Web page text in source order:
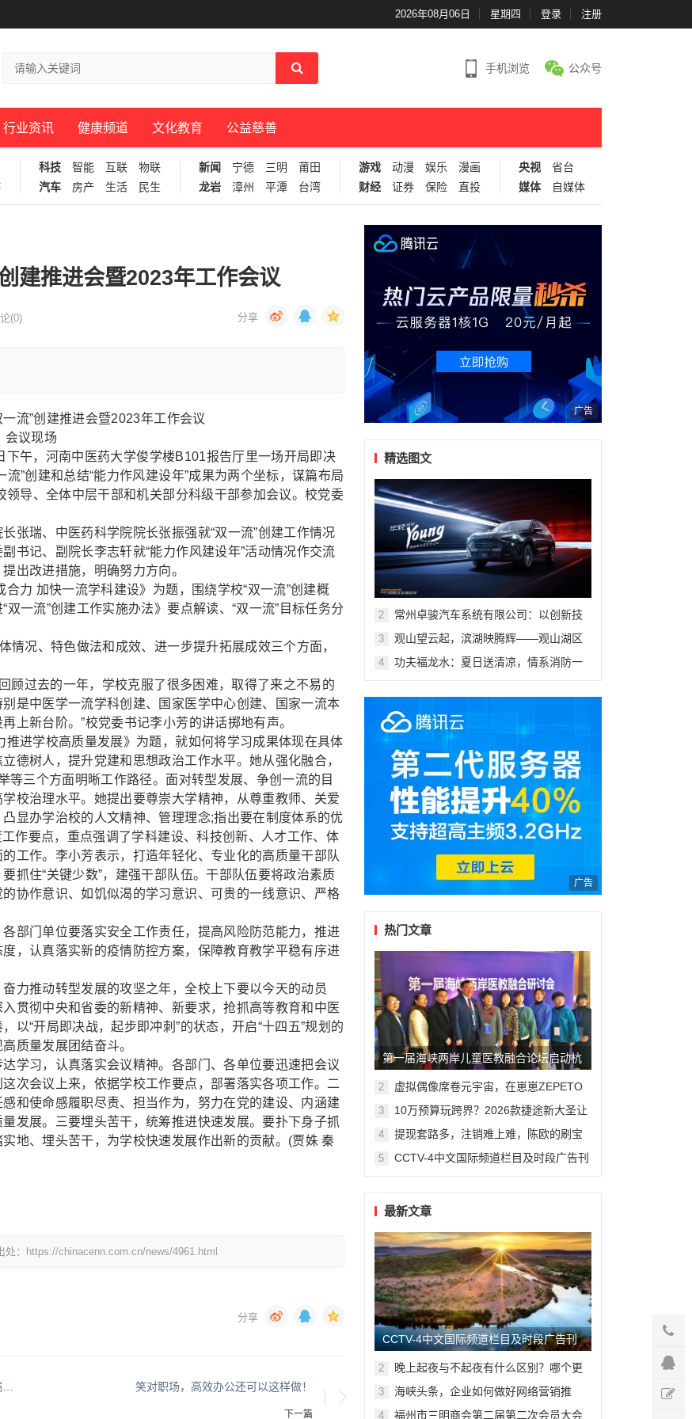
2026年08月06日 星期四 登录 注册
手机浏览 公众号
行业资讯 健康频道 文化教育 公益慈善
科技 智能 互联
物联
汽车
房产 生活 民生
新闻 宁德 三明
莆田
龙岩
漳州 平潭 台湾
游戏 动漫 娱乐
漫画
财经
证券 保险 直投
央视
省台
媒体
自媒体
建推进会暨2023年工作会议
(0)
会议现场
午，河南中医药大学俊学楼B101报告厅里一场开局即决
”创建和总结“能力作风建设年”成果为两个坐标，谋篇布局
导、全体中层干部和机关部分科级干部参加会议。校党委
瑞、中医药科学院院长张振强就“双一流”创建工作情况
书记、副院长李志轩就“能力作风建设年”活动情况作交流
出改进措施，明确努力方向。
加快一流学科建设》为题，围绕学校“双一流”创建概
一流”创建工作实施办法》要点解读、“双一流”目标任务分
况、特色做法和成效、进一步提升拓展成效三个方面，
过去的一年，学校克服了很多困难，取得了来之不易的
是中医学一流学科创建、国家医学中心创建、国家一流本
上新台阶。”校党委书记李小芳的讲话掷地有声。
进学校高质量发展》为题，就如何将学习成果体现在具体
德树人，提升党建和思想政治工作水平。她从强化融合，
等三个方面明晰工作路径。面对转型发展、争创一流的目
校治理水平。她提出要尊崇大学精神，从尊重教师、关爱
显办学治校的人文精神、管理理念;指出要在制度体系的优
作要点，重点强调了学科建设、科技创新、人才工作、体
工作。李小芳表示，打造年轻化、专业化的高质量干部队
抓住“关键少数”，建强干部队伍。干部队伍要将政治素质
协作意识、如饥似渴的学习意识、可贵的一线意识、严格
门单位要落实安全工作责任，提高风险防范能力，推进
，认真落实新的疫情防控方案，保障教育教学平稳有序进
推动转型发展的攻坚之年，全校上下要以今天的动员
贯彻中央和省委的新精神、新要求，抢抓高等教育和中医
以“开局即决战，起步即冲刺”的状态，开启“十四五”规划的
质量发展团结奋斗。
习，认真落实会议精神。各部门、各单位要迅速把会议
次会议上来，依据学校工作要点，部署落实各项工作。二
和使命感履职尽责、担当作为，努力在党的建设、内涵建
发展。三要埋头苦干，统筹推进快速发展。要扑下身子抓
地、埋头苦干，为学校快速发展作出新的贡献。(贾姝 秦
：https://chinacenn.com.cn/news/4961.html
服务民生唱响快递“好声音”，丰网速运孙强助推末端服务温暖升级 笑对职场，高效办公还可以这样做！
下一篇
广告
精选图文
2
常州卓骏汽车系统有限公司：以创新技
行业标杆
3
观山望云起，滨湖映腾辉——观山湖区
盛大开幕
4
功夫福龙水：夏日送清凉，情系消防一
广告
热门文章
第一届海峡两岸儿童医教融合论坛启动杭
州复旦儿童医院“复星”计划
2
虚拟偶像席卷元宇宙，在崽崽ZEPETO
3
10万预算玩跨界？2026款捷途新大圣让
4
提现套路多，注销难上难，陈欧的刷宝
5
CCTV-4中文国际频道栏目及时段广告刊
最新文章
CCTV-4中文国际频道栏目及时段广告刊
例
2
晚上起夜与不起夜有什么区别？哪个更
3
海峡头条，企业如何做好网络营销推
4 福州市三明商会第二届第二次会员大会